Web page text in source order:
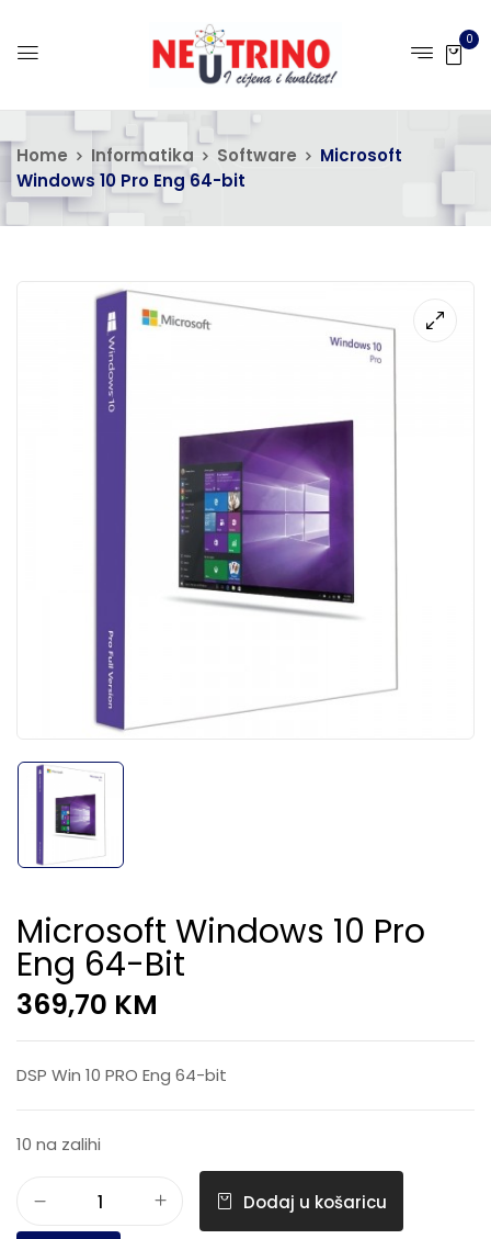
0
Home Informatika Software
Microsoft
Windows 10 Pro Eng 64-bit
Microsoft Windows 10 Pro
Eng 64-Bit
369,70 KM
DSP Win 10 PRO Eng 64-bit
10 na zalihi
Dodaj u košaricu